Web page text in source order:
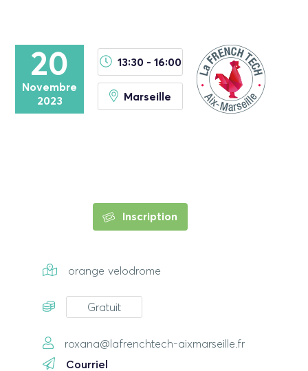
20
Novembre
2023
13:30 - 16:00
Marseille
Inscription
orange velodrome
Gratuit
roxana@lafrenchtech-aixmarseille.fr
Courriel